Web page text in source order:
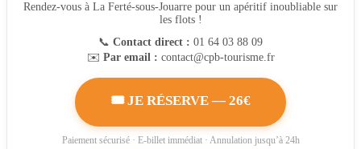
Rendez-vous à La Ferté-sous-Jouarre pour un apéritif inoubliable sur
les flots !
📞 Contact direct : 01 64 03 88 09
✉️ Par email : contact@cpb-tourisme.fr
🎟️ JE RÉSERVE — 26€
Paiement sécurisé · E-billet immédiat · Annulation jusqu’à 24h